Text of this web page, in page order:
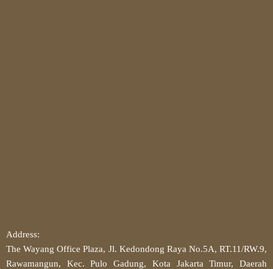
Address:
The Wayang Office Plaza, Jl. Kedondong Raya No.5A, RT.11/RW.9,
Rawamangun, Kec. Pulo Gadung, Kota Jakarta Timur, Daerah